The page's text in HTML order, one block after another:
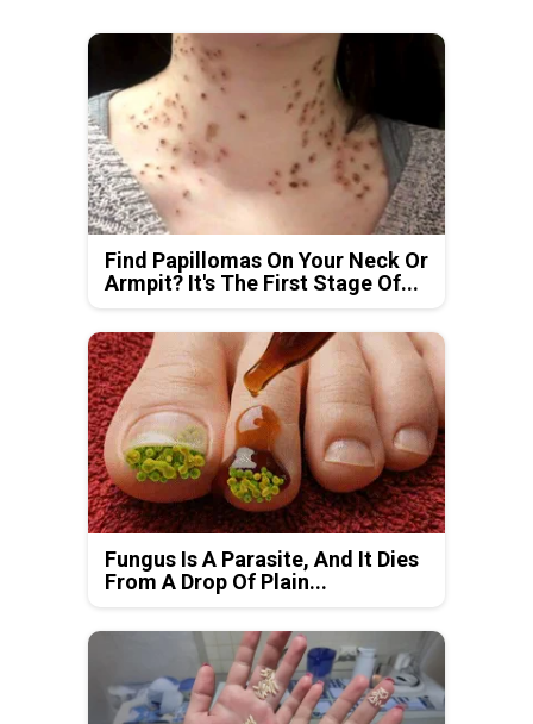
Find Papillomas On Your Neck Or
Armpit? It's The First Stage Of...
Fungus Is A Parasite, And It Dies
From A Drop Of Plain...